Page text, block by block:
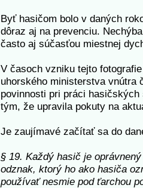
Byť hasičom bolo v daných
dôraz aj na prevenciu.
často aj súčasťou miestnej
V časoch vzniku tejto
uhorského ministerstva vnútra
povinnosti pri práci
tým, že upravila pokuty na
Je zaujímavé začítať sa do
§ 19. Každý hasič je
odznak, ktorý ho ako hasiča
používať nesmie pod ťarchou